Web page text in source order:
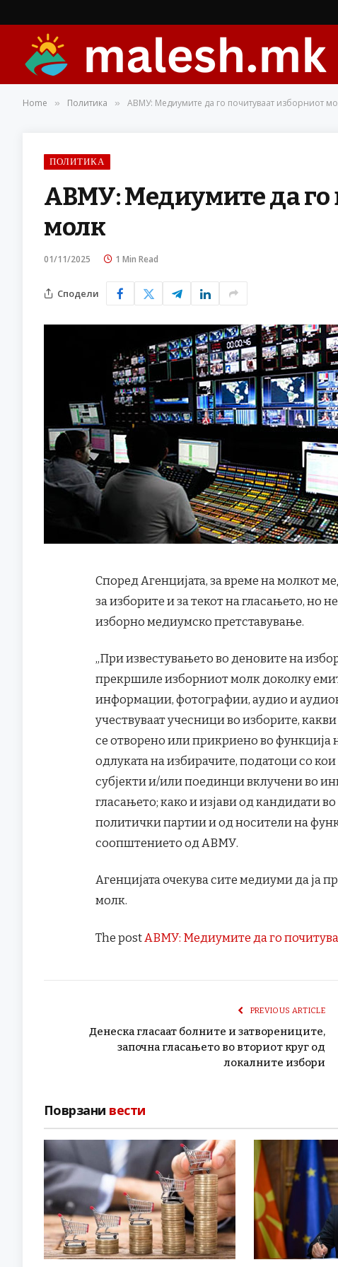
Home » Политика » АВМУ: Медиумите да го почитуваат изборниот
ПОЛИТИКА
АВМУ: Медиумите да го
молк
01/11/2025 1 Min Read
Сподели
Според Агенцијата, за време на молкот
за изборите и за текот на гласањето, но
изборно медиумско претставување.
„При известувањето во деновите на
прекршиле изборниот молк доколку
информации, фотографии, аудио и
учествуваат учесници во изборите,
се отворено или прикриено во функција
одлуката на избирачите, податоци со
субјекти и/или поединци вклучени во
гласањето; како и изјави од кандидати
политички партии и од носители на
соопштението од АВМУ.
Агенцијата очекува сите медиуми да ја
молк.
The post АВМУ: Медиумите да го
PREVIOUS ARTICLE
Денеска гласаат болните и затворениците,
започна гласањето во вториот круг од
локалните избори
Поврзани вести